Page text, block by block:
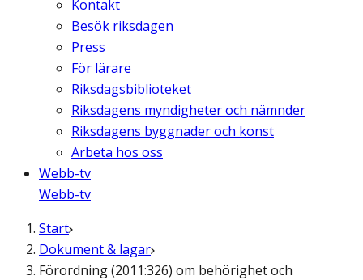
Kontakt
Besök riksdagen
Press
För lärare
Riksdagsbiblioteket
Riksdagens myndigheter och nämnder
Riksdagens byggnader och konst
Arbeta hos oss
Webb-tv
Webb-tv
Start
Dokument & lagar
Förordning (2011:326) om behörighet och